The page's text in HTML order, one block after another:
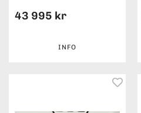
43 995 kr
INFO